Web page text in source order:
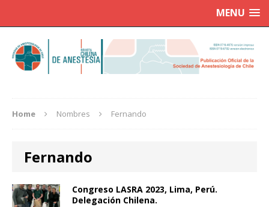
MENU
Home Nombres Fernando
Fernando
Congreso LASRA 2023, Lima, Perú.
Delegación Chilena.